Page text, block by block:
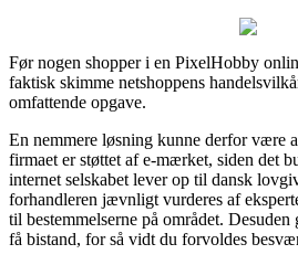
Før nogen shopper i en PixelHobby
faktisk skimme netshoppens
omfattende opgave.
En nemmere løsning kunne derfor være
firmaet er støttet af e-mærket, siden det
internet selskabet lever op til dansk
forhandleren jævnligt vurderes af
til bestemmelserne på området.
få bistand, for så vidt du forvoldes